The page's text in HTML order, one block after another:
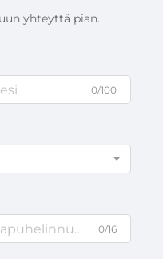
yhteyttä pian.
0/100
0/16